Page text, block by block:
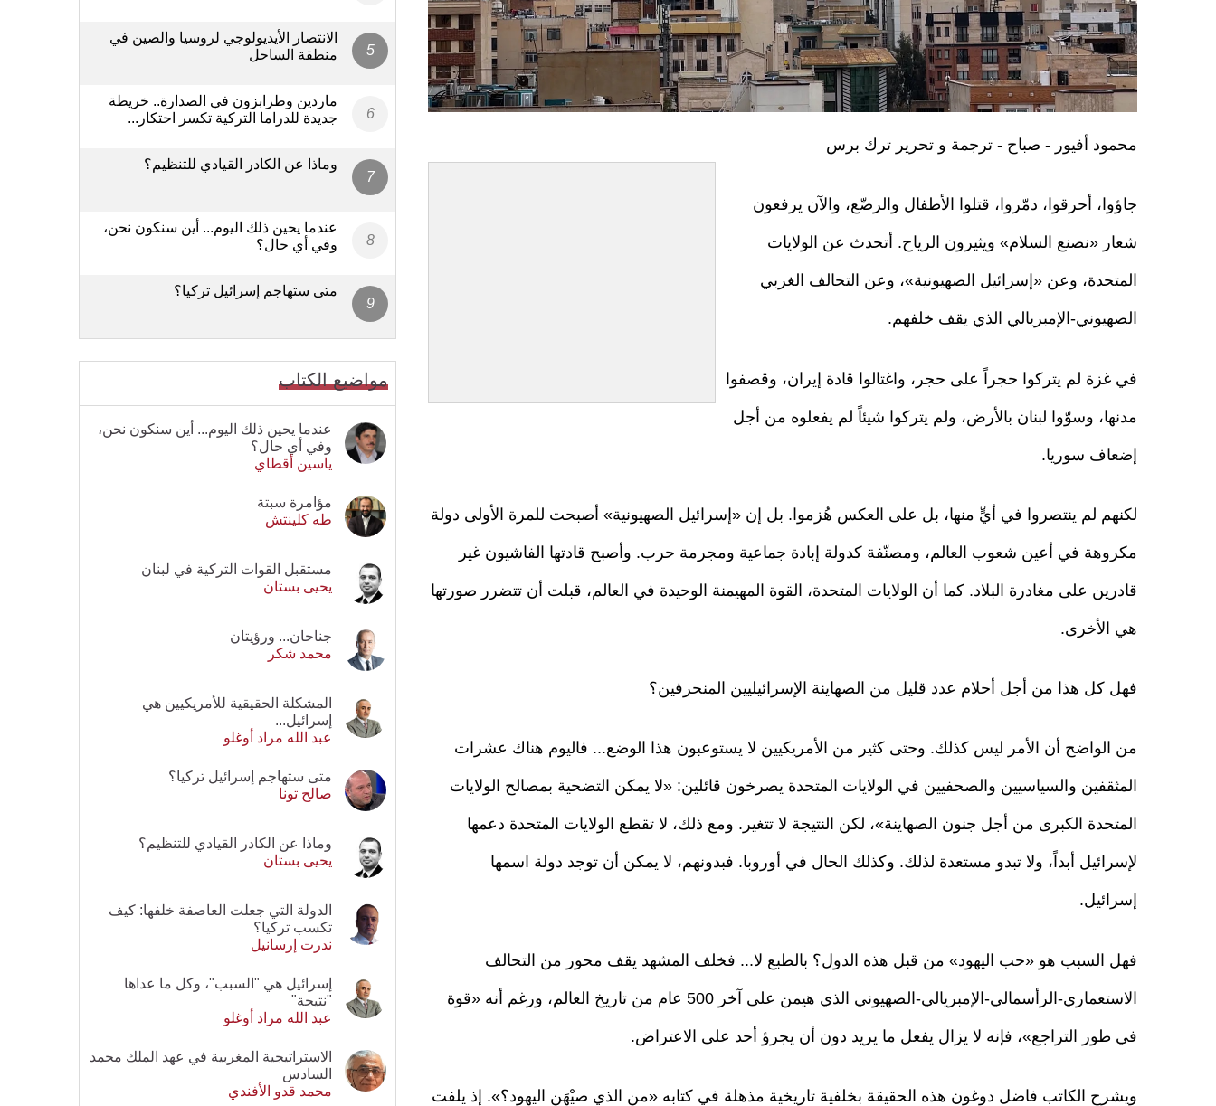
محمود أفيور - صباح - ترجمة و تحرير ترك برس
جاؤوا، أحرقوا، دمّروا، قتلوا الأطفال والرضّع، والآن يرفعون
شعار «نصنع السلام» ويثيرون الرياح. أتحدث عن الولايات
المتحدة، وعن «إسرائيل الصهيونية»، وعن التحالف الغربي
الصهيوني-الإمبريالي الذي يقف خلفهم.
في غزة لم يتركوا حجراً على حجر، واغتالوا قادة إيران، وقصفوا
مدنها، وسوّوا لبنان بالأرض، ولم يتركوا شيئاً لم يفعلوه من أجل
إضعاف سوريا.
لكنهم لم ينتصروا في أيٍّ منها، بل على العكس هُزموا. بل إن «إسرائيل الصهيونية» أصبحت للمرة الأولى دولة
مكروهة في أعين شعوب العالم، ومصنّفة كدولة إبادة جماعية ومجرمة حرب. وأصبح قادتها الفاشيون غير
قادرين على مغادرة البلاد. كما أن الولايات المتحدة، القوة المهيمنة الوحيدة في العالم، قبلت أن تتضرر صورتها
هي الأخرى.
فهل كل هذا من أجل أحلام عدد قليل من الصهاينة الإسرائيليين المنحرفين؟
من الواضح أن الأمر ليس كذلك. وحتى كثير من الأمريكيين لا يستوعبون هذا الوضع... فاليوم هناك عشرات
المثقفين والسياسيين والصحفيين في الولايات المتحدة يصرخون قائلين: «لا يمكن التضحية بمصالح الولايات
المتحدة الكبرى من أجل جنون الصهاينة»، لكن النتيجة لا تتغير. ومع ذلك، لا تقطع الولايات المتحدة دعمها
لإسرائيل أبداً، ولا تبدو مستعدة لذلك. وكذلك الحال في أوروبا. فبدونهم، لا يمكن أن توجد دولة اسمها
إسرائيل.
فهل السبب هو «حب اليهود» من قبل هذه الدول؟ بالطبع لا... فخلف المشهد يقف محور من التحالف
الاستعماري-الرأسمالي-الإمبريالي-الصهيوني الذي هيمن على آخر 500 عام من تاريخ العالم، ورغم أنه «قوة
في طور التراجع»، فإنه لا يزال يفعل ما يريد دون أن يجرؤ أحد على الاعتراض.
ويشرح الكاتب فاضل دوغون هذه الحقيقة بخلفية تاريخية مذهلة في كتابه «من الذي صيْهَن اليهود؟». إذ يلفت
الانتصار الأيديولوجي لروسيا والصين في
منطقة الساحل
ماردين وطرابزون في الصدارة.. خريطة
جديدة للدراما التركية تكسر احتكار...
وماذا عن الكادر القيادي للتنظيم؟
عندما يحين ذلك اليوم... أين سنكون نحن،
وفي أي حال؟
متى ستهاجم إسرائيل تركيا؟
مواضيع الكتاب
عندما يحين ذلك اليوم... أين سنكون نحن،
وفي أي حال؟
ياسين أقطاي
مؤامرة سبتة
طه كلينتش
مستقبل القوات التركية في لبنان
يحيى بستان
جناحان... ورؤيتان
محمد شكر
المشكلة الحقيقية للأمريكيين هي
إسرائيل...
عبد الله مراد أوغلو
متى ستهاجم إسرائيل تركيا؟
صالح تونا
وماذا عن الكادر القيادي للتنظيم؟
يحيى بستان
الدولة التي جعلت العاصفة خلفها: كيف
تكسب تركيا؟
ندرت إرسانيل
إسرائيل هي "السبب"، وكل ما عداها
"نتيجة"
عبد الله مراد أوغلو
الاستراتيجية المغربية في عهد الملك محمد
السادس
محمد قدو الأفندي